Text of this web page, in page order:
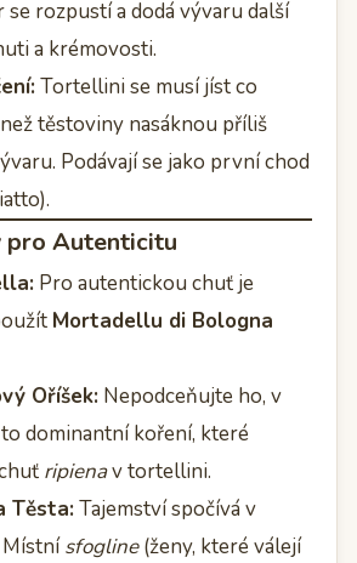
se rozpustí a dodá vývaru další
a krémovosti.
Tortellini se musí jíst co
těstoviny nasáknou příliš
Podávají se jako první chod
pro Autenticitu
Pro autentickou chuť je
Mortadellu di Bologna
Oříšek: Nepodceňujte ho, v
dominantní koření, které
ripienav tortellini.
Těsta:Tajemství spočívá v
sfogline(ženy, které válejí